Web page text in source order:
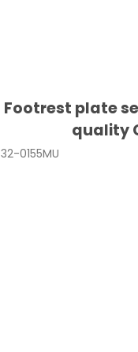
Footrest plate
quality
32-0155MU